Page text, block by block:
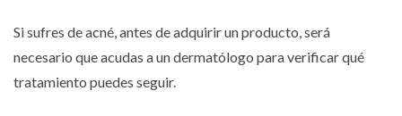
Si sufres de acné, antes de adquirir un producto, será
necesario que acudas a un dermatólogo para verificar qué
tratamiento puedes seguir.